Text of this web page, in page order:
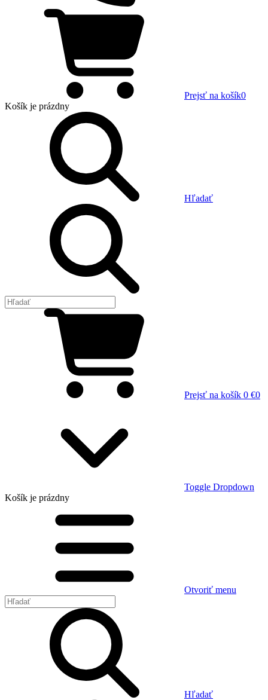
Prejsť na košík0
Košík je prázdny
Hľadať
Prejsť na košík 0 €0
Toggle Dropdown
Košík je prázdny
Otvoriť menu
Hľadať